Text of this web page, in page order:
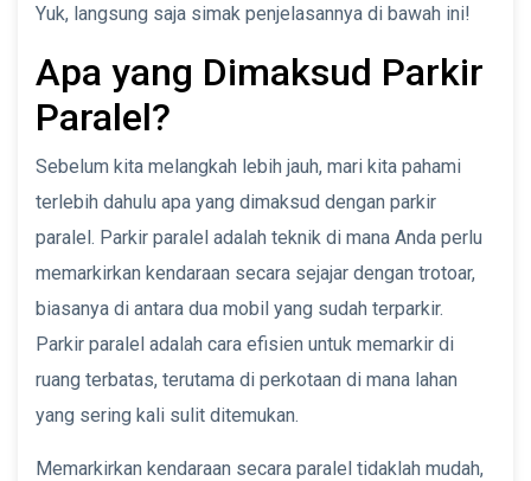
Yuk, langsung saja simak penjelasannya di bawah ini!
Apa yang Dimaksud Parkir
Paralel?
Sebelum kita melangkah lebih jauh, mari kita pahami
terlebih dahulu apa yang dimaksud dengan parkir
paralel. Parkir paralel adalah teknik di mana Anda perlu
memarkirkan kendaraan secara sejajar dengan trotoar,
biasanya di antara dua mobil yang sudah terparkir.
Parkir paralel adalah cara efisien untuk memarkir di
ruang terbatas, terutama di perkotaan di mana lahan
yang sering kali sulit ditemukan.
Memarkirkan kendaraan secara paralel tidaklah mudah,